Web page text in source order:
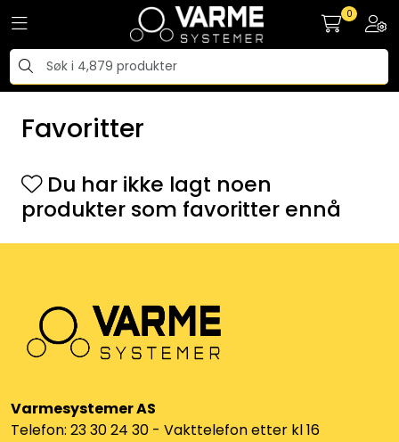
Skip to main content
Toggle navigation 0
Favoritter
Du har ikke lagt noen
produkter som favoritter ennå
Varmesystemer AS
Telefon: 23 30 24 30 - Vakttelefon etter kl 16
Tilbehør radiatorer
Gulvvarme og gatevarme
Galv pressdeler
Flexpress
ANBO
Klemringskoblinger